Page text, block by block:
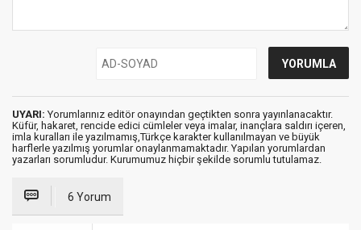
UYARI: Yorumlarınız editör onayından geçtikten sonra yayınlanacaktır.
Küfür, hakaret, rencide edici cümleler veya imalar, inançlara saldırı içeren,
imla kuralları ile yazılmamış,Türkçe karakter kullanılmayan ve büyük
harflerle yazılmış yorumlar onaylanmamaktadır. Yapılan yorumlardan
yazarları sorumludur. Kurumumuz hiçbir şekilde sorumlu tutulamaz.
6 Yorum